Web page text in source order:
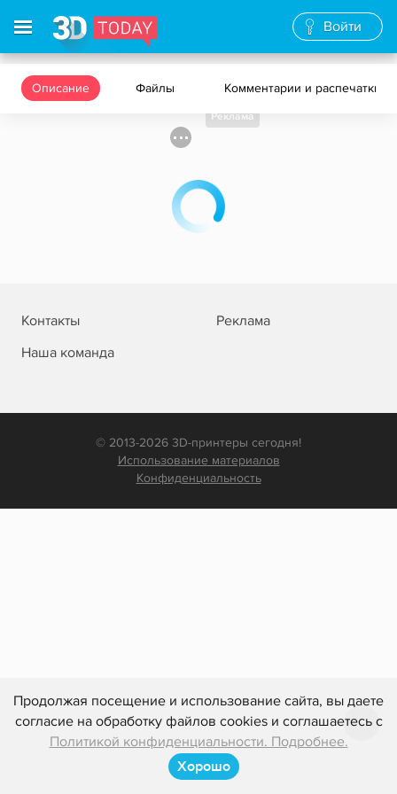
Продолжая посещение и использование сайта, вы даете
согласие на обработку файлов cookies и соглашаетесь с
Политикой конфиденциальности. Подробнее.
Хорошо
Войти
Описание Файлы Комментарии и распечатки
Реклама
Контакты
Реклама
Наша команда
© 2013-2026 3D-принтеры сегодня!
Использование материалов
Конфиденциальность